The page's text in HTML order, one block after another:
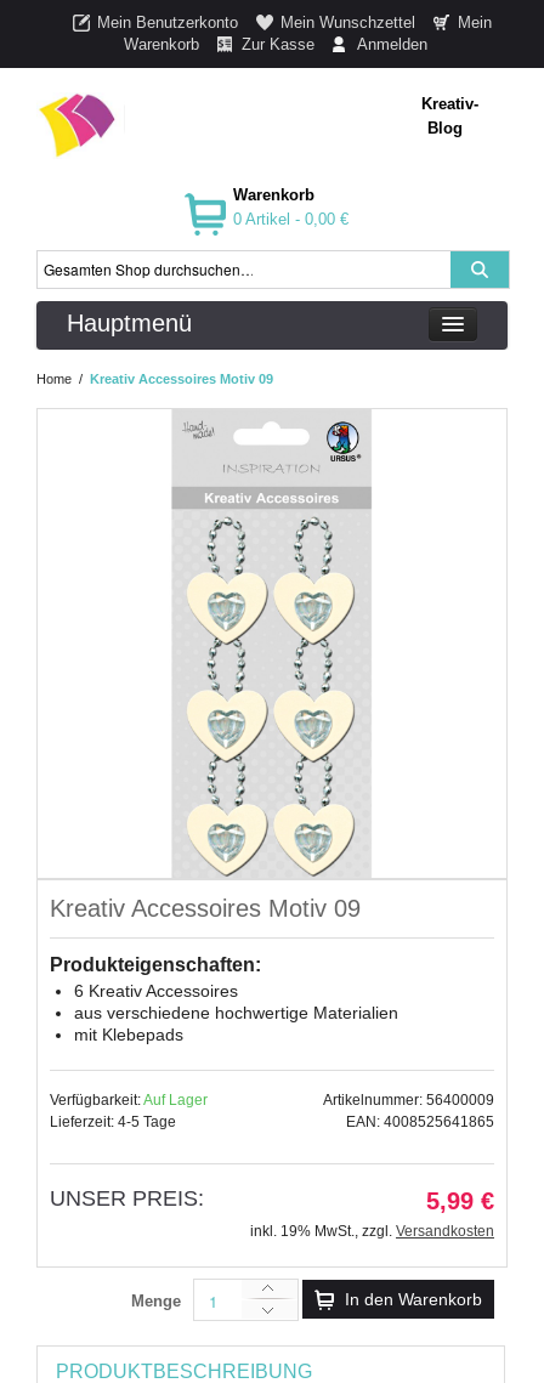
Mein Benutzerkonto Mein Wunschzettel
Mein
Warenkorb
Zur Kasse Anmelden
Kreativ-
Blog
Warenkorb
0 Artikel - 0,00 €
Hauptmenü
Home / Kreativ Accessoires Motiv 09
Kreativ Accessoires Motiv 09
Produkteigenschaften:
6 Kreativ Accessoires
aus verschiedene hochwertige Materialien
mit Klebepads
Verfügbarkeit:Auf Lager
Lieferzeit: 4-5 Tage
Artikelnummer: 56400009
EAN: 4008525641865
UNSER PREIS: 5,99 €
inkl. 19% MwSt., zzgl. Versandkosten
Menge In den Warenkorb
PRODUKTBESCHREIBUNG